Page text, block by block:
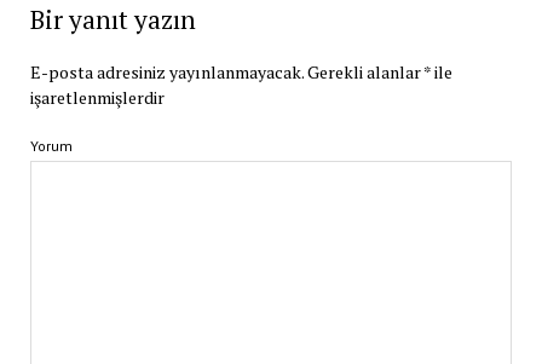
Bir yanıt yazın
E-posta adresiniz yayınlanmayacak.Gerekli alanlar*ile
işaretlenmişlerdir
Yorum